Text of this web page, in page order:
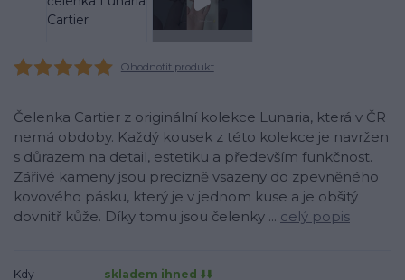
Ohodnotit produkt
Čelenka Cartier z originální kolekce Lunaria, která v ČR
nemá obdoby. Každý kousek z této kolekce je navržen
s důrazem na detail, estetiku a především funkčnost.
Zářivé kameny jsou precizně vsazeny do zpevněného
kovového pásku, který je v jednom kuse a je obšitý
dovnitř kůže. Díky tomu jsou čelenky ... celý popis
Kdy
skladem ihned ⬇️⬇️